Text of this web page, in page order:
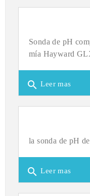
Sonda de pH
mía Hayward
search Leer mas
la sonda de pH
search Leer mas